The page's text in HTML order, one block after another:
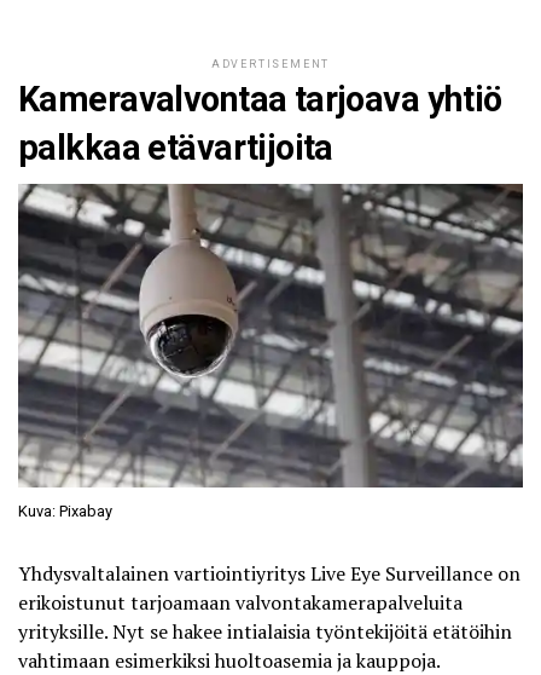
ADVERTISEMENT
Kameravalvontaa tarjoava yhtiö
palkkaa etävartijoita
Kuva: Pixabay
Yhdysvaltalainen vartiointiyritys Live Eye Surveillance on
erikoistunut tarjoamaan valvontakamerapalveluita
yrityksille. Nyt se hakee intialaisia työntekijöitä etätöihin
vahtimaan esimerkiksi huoltoasemia ja kauppoja.